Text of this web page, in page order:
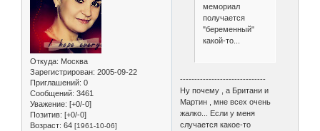
Откуда: Москва
Зарегистрирован: 2005-09-22
Приглашений: 0
Сообщений: 3461
Уважение: [+0/-0]
Позитив: [+0/-0]
Возраст: 64 [1961-10-06]
мемориал
получается
"беременный"
какой-то...
------------------------------
Ну почему , а Британи и
Мартин , мне всех очень
жалко... Если у меня
случается какое-то